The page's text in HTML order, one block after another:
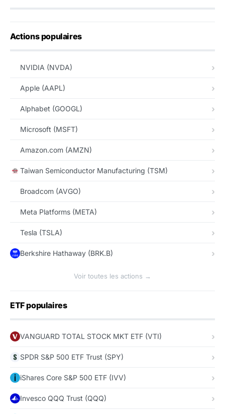
Actions populaires
NVIDIA (NVDA)
Apple (AAPL)
Alphabet (GOOGL)
Microsoft (MSFT)
Amazon.com (AMZN)
Taiwan Semiconductor Manufacturing (TSM)
Broadcom (AVGO)
Meta Platforms (META)
Tesla (TSLA)
Berkshire Hathaway (BRK.B)
Voir toutes les actions →
ETF populaires
VANGUARD TOTAL STOCK MKT ETF (VTI)
SPDR S&P 500 ETF Trust (SPY)
iShares Core S&P 500 ETF (IVV)
Invesco QQQ Trust (QQQ)